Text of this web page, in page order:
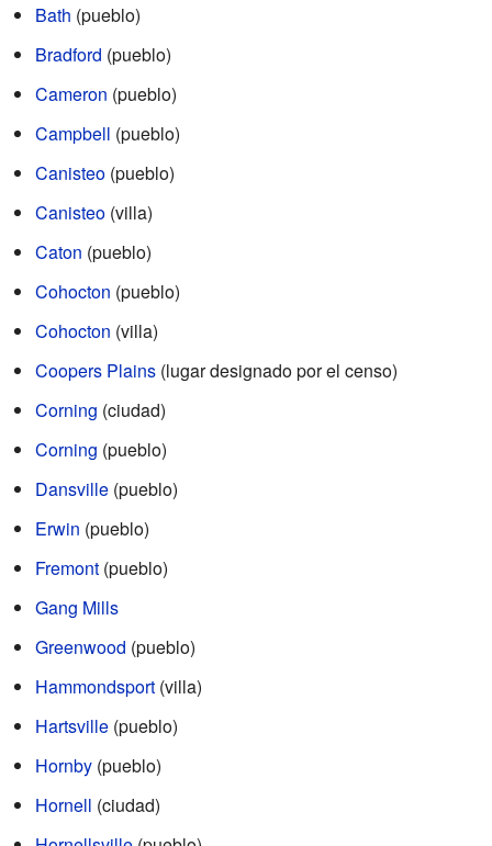
Bath (pueblo)
Bradford (pueblo)
Cameron (pueblo)
Campbell (pueblo)
Canisteo (pueblo)
Canisteo (villa)
Caton (pueblo)
Cohocton (pueblo)
Cohocton (villa)
Coopers Plains (lugar designado por el censo)
Corning (ciudad)
Corning (pueblo)
Dansville (pueblo)
Erwin (pueblo)
Fremont (pueblo)
Gang Mills
Greenwood (pueblo)
Hammondsport (villa)
Hartsville (pueblo)
Hornby (pueblo)
Hornell (ciudad)